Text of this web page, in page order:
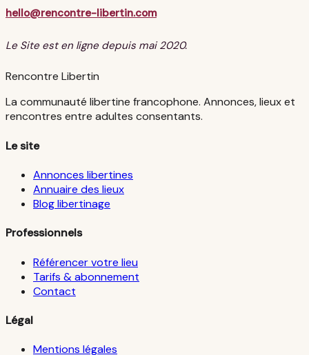
hello@rencontre-libertin.com
Le Site est en ligne depuis mai 2020.
Rencontre Libertin
La communauté libertine francophone. Annonces, lieux et
rencontres entre adultes consentants.
Le site
Annonces libertines
Annuaire des lieux
Blog libertinage
Professionnels
Référencer votre lieu
Tarifs & abonnement
Contact
Légal
Mentions légales